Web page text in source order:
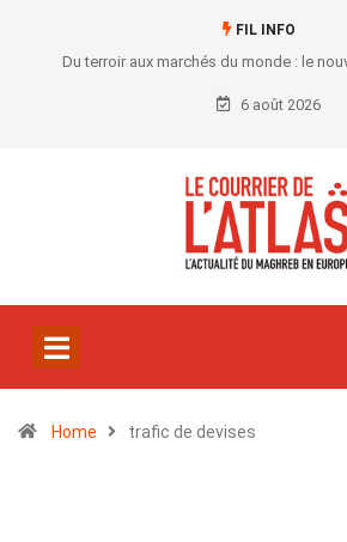
FIL INFO
Du terroir aux marchés du monde : le
6 août 2026
Home trafic de devises